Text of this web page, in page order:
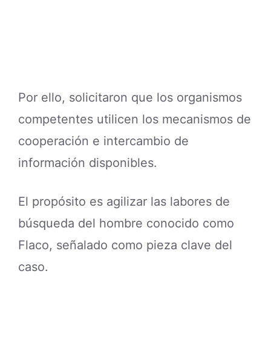
Por ello, solicitaron que los organismos
competentes utilicen los mecanismos de
cooperación e intercambio de
información disponibles.
El propósito es agilizar las labores de
búsqueda del hombre conocido como
Flaco, señalado como pieza clave del
caso.